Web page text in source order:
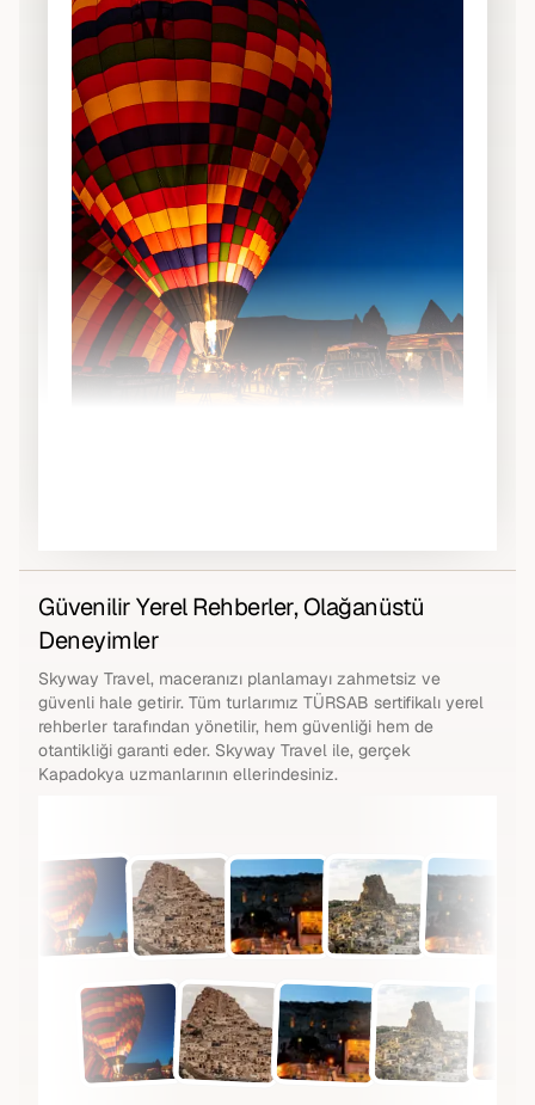
Güvenilir Yerel Rehberler, Olağanüstü
Deneyimler
Skyway Travel, maceranızı planlamayı zahmetsiz ve
güvenli hale getirir. Tüm turlarımız TÜRSAB sertifikalı yerel
rehberler tarafından yönetilir, hem güvenliği hem de
otantikliği garanti eder. Skyway Travel ile, gerçek
Kapadokya uzmanlarının ellerindesiniz.